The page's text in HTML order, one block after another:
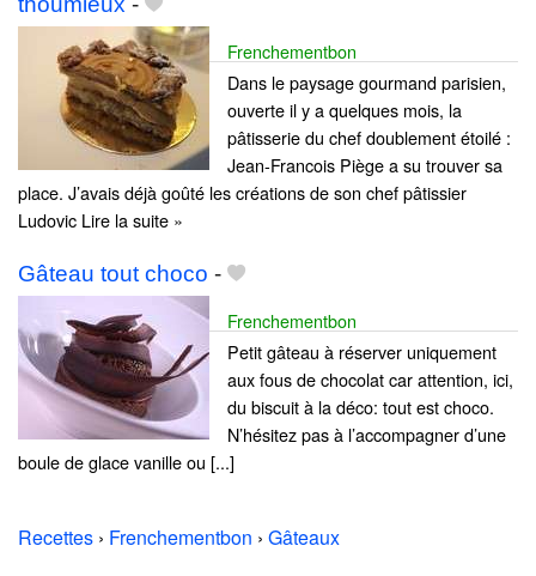
Frenchementbon
Dans le paysage gourmand parisien,
ouverte il y a quelques mois, la
pâtisserie du chef doublement étoilé :
Jean-Francois Piège a su trouver sa
place. J’avais déjà goûté les créations de son chef pâtissier
Ludovic Lire la suite »
Gâteau tout choco -
Frenchementbon
Petit gâteau à réserver uniquement
aux fous de chocolat car attention, ici,
du biscuit à la déco: tout est choco.
N’hésitez pas à l’accompagner d’une
boule de glace vanille ou [...]
Recettes › Frenchementbon › Gâteaux